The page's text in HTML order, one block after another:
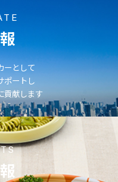
ーとして
ポートし
貢献します